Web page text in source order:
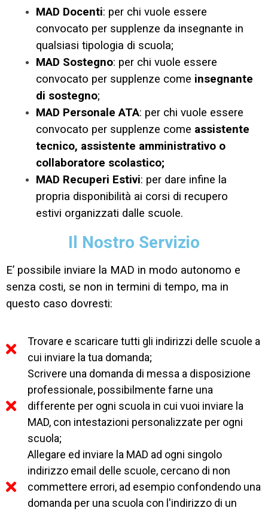
MAD Docenti: per chi vuole essere
convocato per supplenze da insegnante in
qualsiasi tipologia di scuola;
MAD Sostegno: per chi vuole essere
convocato per supplenze come insegnante
di sostegno;
MAD Personale ATA: per chi vuole essere
convocato per supplenze come assistente
tecnico, assistente amministrativo o
collaboratore scolastico;
MAD Recuperi Estivi: per dare infine la
propria disponibilità ai corsi di recupero
estivi organizzati dalle scuole.
Il Nostro Servizio
E’ possibile inviare la MAD in modo autonomo e
senza costi, se non in termini di tempo, ma in
questo caso dovresti:
Trovare e scaricare tutti gli indirizzi delle scuole a
cui inviare la tua domanda;
Scrivere una domanda di messa a disposizione
professionale, possibilmente farne una
differente per ogni scuola in cui vuoi inviare la
MAD, con intestazioni personalizzate per ogni
scuola;
Allegare ed inviare la MAD ad ogni singolo
indirizzo email delle scuole, cercano di non
commettere errori, ad esempio confondendo una
domanda per una scuola con l'indirizzo di un